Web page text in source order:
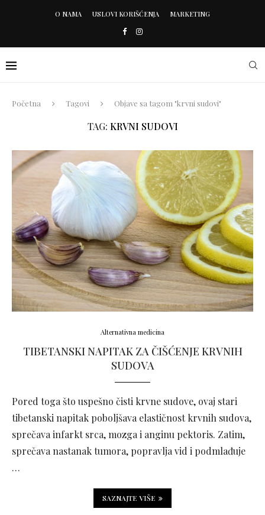
O NAMA USLOVI KORIŠĆENJA MARKETING
Početna Tagovi Objave sa tagom "krvni sudovi"
TAG: KRVNI SUDOVI
Alternativna medicina
TIBETANSKI NAPITAK ZA ČIŠĆENJE KRVNIH
SUDOVA
Pored toga što uspešno čisti krvne sudove, ovaj stari
tibetanski napitak poboljšava elastičnost krvnih sudova,
sprečava infarkt srca, mozga i anginu pektoris. Zatim,
sprečava nastanak tumora, popravlja vid i podmlađuje
…
SAZNAJTE VIŠE